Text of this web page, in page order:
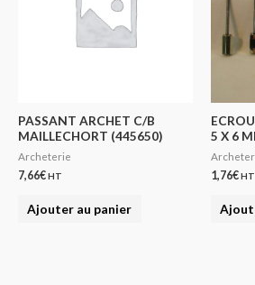
PASSANT ARCHET C/B
MAILLECHORT (445650)
Archeterie
7,66€HT
Ajouter au panier
5 X 6
1,76€HT